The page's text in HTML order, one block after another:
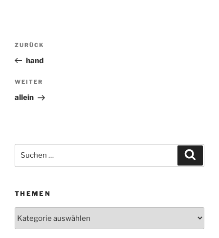
Beitragsnavigation
Vorheriger
Beitrag
ZURÜCK
hand
Nächster
Beitrag
WEITER
allein
Suchen
THEMEN